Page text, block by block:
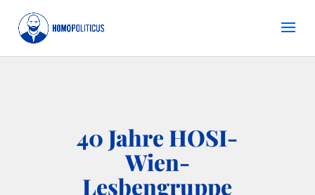
40 Jahre HOSI-
Wien-
Lesbengruppe